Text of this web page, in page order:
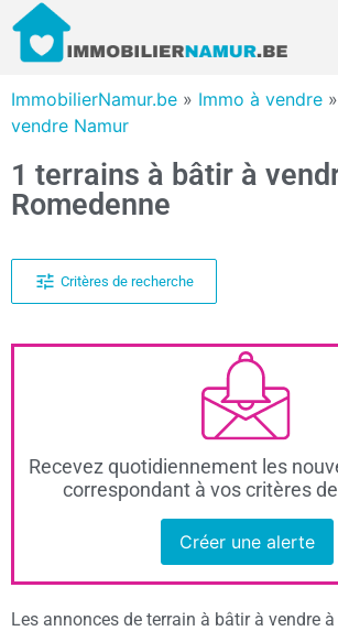
ImmobilierNamur.be » Immo à vendre »
vendre Namur
1 terrains à bâtir à
Romedenne
Critères de recherche
Recevez quotidiennement les
correspondant à vos critères
Créer une alerte
Les annonces de terrain à bâtir à vendre